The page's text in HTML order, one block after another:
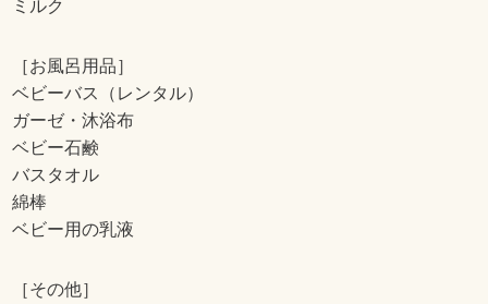
ミルク
［お風呂用品］
ベビーバス（レンタル）
ガーゼ・沐浴布
ベビー石鹸
バスタオル
綿棒
ベビー用の乳液
［その他］